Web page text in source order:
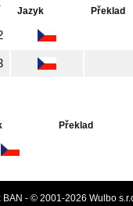
Jazyk Překlad
Překlad
- © 2001-2026 Wulbo